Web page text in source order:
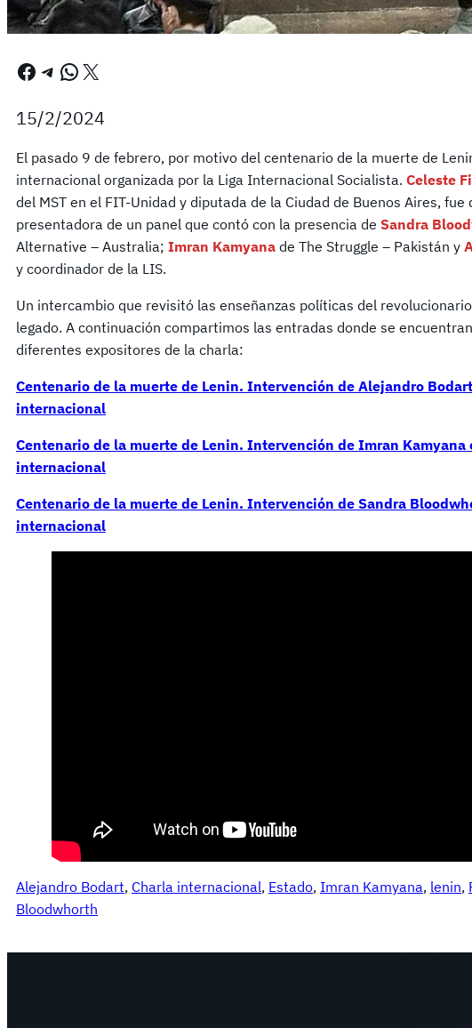
Facebook Telegram WhatsApp X
15/2/2024
El pasado 9 de febrero, por motivo del centenario de la muerte de
internacional organizada por la Liga Internacional Socialista. Celeste
del MST en el FIT-Unidad y diputada de la Ciudad de Buenos Aires, fue
presentadora de un panel que contó con la presencia de Sandra
Alternative – Australia; Imran Kamyana de The Struggle – Pakistán y
y coordinador de la LIS.
Un intercambio que revisitó las enseñanzas políticas del
legado. A continuación compartimos las entradas donde se
diferentes expositores de la charla:
Centenario de la muerte de Lenin. Intervención de Alejandro
internacional
Centenario de la muerte de Lenin. Intervención de Imran Kamyana
internacional
Centenario de la muerte de Lenin. Intervención de Sandra
internacional
Alejandro Bodart, Charla internacional, Estado, Imran Kamyana, lenin,
Bloodwhorth